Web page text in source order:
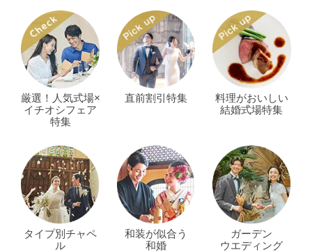
厳選！人気式場×
イチオシフェア
特集
直前割引特集
料理がおいしい
結婚式場特集
タイプ別チャペ
ル
和装が似合う
和婚
ガーデン
ウエディング